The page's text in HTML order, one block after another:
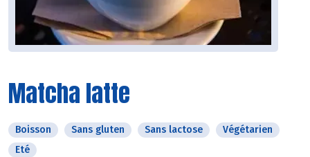
Matcha latte
Boisson Sans gluten Sans lactose
Végétarien
Eté